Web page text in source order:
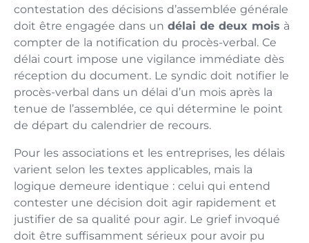
contestation des décisions d’assemblée générale
doit être engagée dans un délai de deux mois à
compter de la notification du procès-verbal. Ce
délai court impose une vigilance immédiate dès
réception du document. Le syndic doit notifier le
procès-verbal dans un délai d’un mois après la
tenue de l’assemblée, ce qui détermine le point
de départ du calendrier de recours.
Pour les associations et les entreprises, les délais
varient selon les textes applicables, mais la
logique demeure identique : celui qui entend
contester une décision doit agir rapidement et
justifier de sa qualité pour agir. Le grief invoqué
doit être suffisamment sérieux pour avoir pu